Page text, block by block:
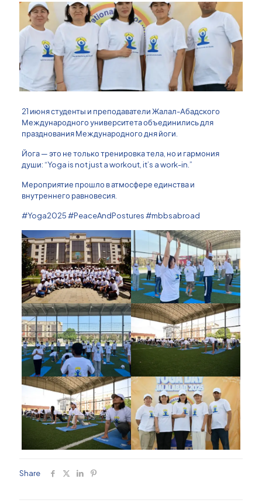
21 июня студенты и преподаватели Жалал-Абадского
Международного университета объединились для
празднования Международного дня йоги.
Йога — это не только тренировка тела, но и гармония
души: “Yoga is not just a workout, it’s a work-in.”
Мероприятие прошло в атмосфере единства и
внутреннего равновесия.
#Yoga2025 #PeaceAndPostures #mbbsabroad
Share